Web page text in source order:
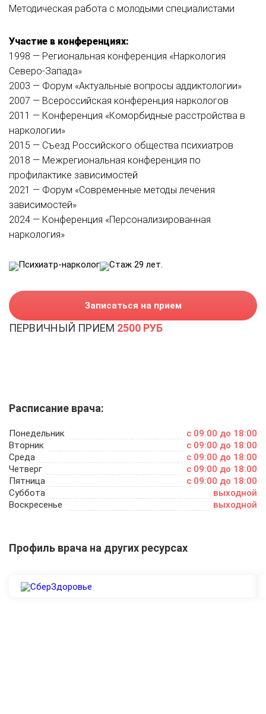
Методическая работа с молодыми специалистами
Участие в конференциях:
1998 — Региональная конференция «Наркология
Северо-Запада»
2003 — Форум «Актуальные вопросы аддиктологии»
2007 — Всероссийская конференция наркологов
2011 — Конференция «Коморбидные расстройства в
наркологии»
2015 — Съезд Российского общества психиатров
2018 — Межрегиональная конференция по
профилактике зависимостей
2021 — Форум «Современные методы лечения
зависимостей»
2024 — Конференция «Персонализированная
наркология»
Психиатр-нарколог Стаж 29 лет.
Записаться на прием
ПЕРВИЧНЫЙ ПРИЕМ 2500 РУБ
Расписание врача:
Понедельник
c 09:00 до 18:00
Вторник
c 09:00 до 18:00
Среда
c 09:00 до 18:00
Четверг
c 09:00 до 18:00
Пятница
c 09:00 до 18:00
Суббота
выходной
Воскресенье
выходной
Профиль врача на других ресурсах